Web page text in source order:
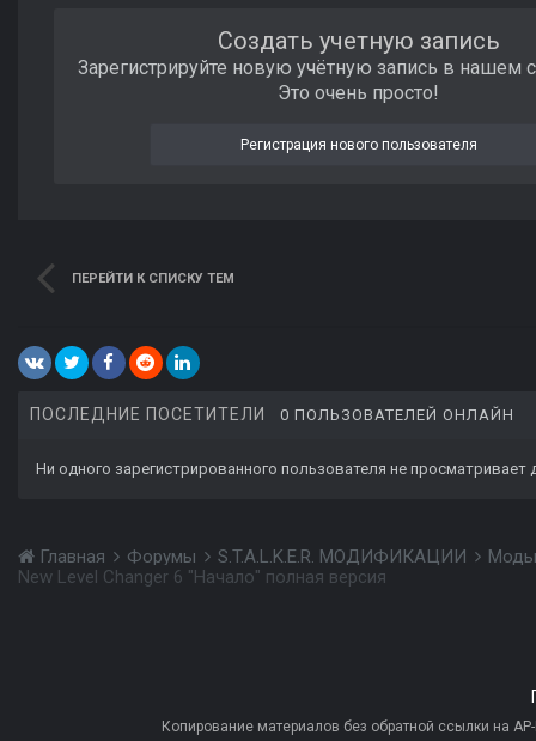
Создать учетную запись
Зарегистрируйте новую учётную запись в нашем
Это очень просто!
Регистрация нового пользователя
ПЕРЕЙТИ К СПИСКУ ТЕМ
ПОСЛЕДНИЕ ПОСЕТИТЕЛИ 0 ПОЛЬЗОВАТЕЛЕЙ ОНЛАЙН
Ни одного зарегистрированного пользователя не просматривает
Главная Форумы S.T.A.L.K.E.R. МОДИФИКАЦИИ
New Level Changer 6 "Начало" полная версия
Копирование материалов без обратной ссылки на